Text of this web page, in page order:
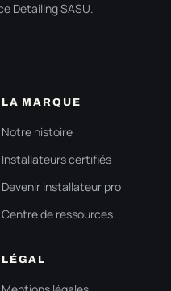
Detailing SASU.
LA MARQUE
Notre histoire
Installateurs certifiés
Devenir installateur pro
Centre de ressources
LÉGAL